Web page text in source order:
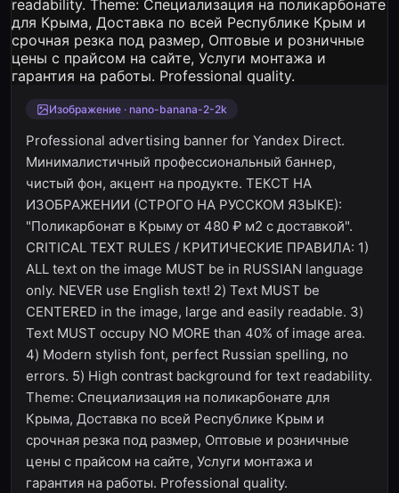
Изображение · nano-banana-2-2k
Professional advertising banner for Yandex Direct.
Минималистичный профессиональный баннер,
чистый фон, акцент на продукте. ТЕКСТ НА
ИЗОБРАЖЕНИИ (СТРОГО НА РУССКОМ ЯЗЫКЕ):
"Поликарбонат в Крыму от 480 ₽ м2 с доставкой".
CRITICAL TEXT RULES / КРИТИЧЕСКИЕ ПРАВИЛА: 1)
ALL text on the image MUST be in RUSSIAN language
only. NEVER use English text! 2) Text MUST be
CENTERED in the image, large and easily readable. 3)
Text MUST occupy NO MORE than 40% of image area.
4) Modern stylish font, perfect Russian spelling, no
errors. 5) High contrast background for text readability.
Theme: Специализация на поликарбонате для
Крыма, Доставка по всей Республике Крым и
срочная резка под размер, Оптовые и розничные
цены с прайсом на сайте, Услуги монтажа и
гарантия на работы. Professional quality.